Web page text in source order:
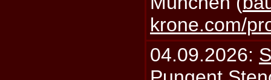
krone.com/
04.09.2026: